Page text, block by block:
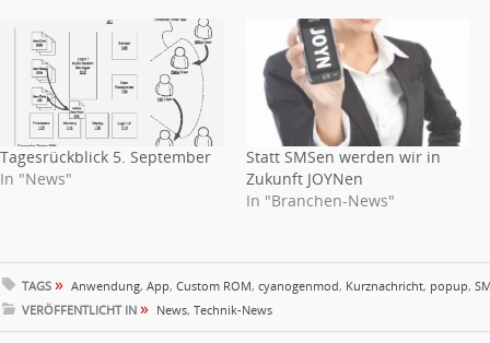
Tagesrückblick 5. September
In "News"
Statt SMSen werden wir in
Zukunft JOYNen
In "Branchen-News"
TAGS » Anwendung, App, Custom ROM, cyanogenmod, Kurznachricht, popup,
VERÖFFENTLICHT IN » News, Technik-News